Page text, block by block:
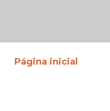
Página inicial